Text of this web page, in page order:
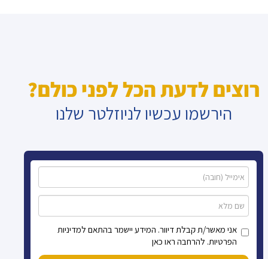
רוצים לדעת הכל לפני כולם?
הירשמו עכשיו לניוזלטר שלנו
אני מאשר/ת קבלת דיוור. המידע יישמר בהתאם למדיניות
הפרטיות. להרחבה ראו כאן